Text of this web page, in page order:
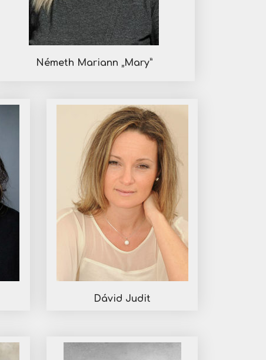
Németh Mariann „Mary”
Dávid Judit